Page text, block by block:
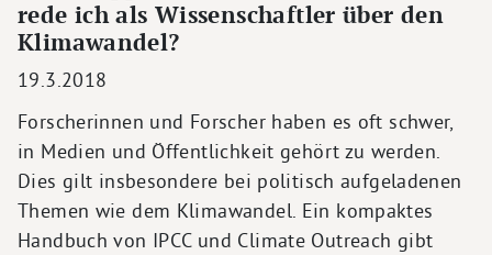
rede ich als Wissenschaftler über den
Klimawandel?
19.3.2018
Forscherinnen und Forscher haben es oft schwer,
in Medien und Öffentlichkeit gehört zu werden.
Dies gilt insbesondere bei politisch aufgeladenen
Themen wie dem Klimawandel. Ein kompaktes
Handbuch von IPCC und Climate Outreach gibt